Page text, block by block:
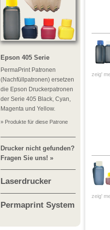
Epson 405 Serie
PermaPrint Patronen
(Nachfüllpatronen) ersetzen
die Epson Druckerpatronen
der Serie 405 Black, Cyan,
Magenta und Yellow.
» Produkte für diese Patrone
Drucker nicht gefunden?
Fragen Sie uns! »
Laserdrucker
Permaprint System
zeig'
zeig'